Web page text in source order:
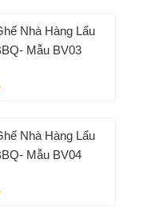
Nhà Hàng Lẩu
Mẫu BV03
Nhà Hàng Lẩu
Mẫu BV04